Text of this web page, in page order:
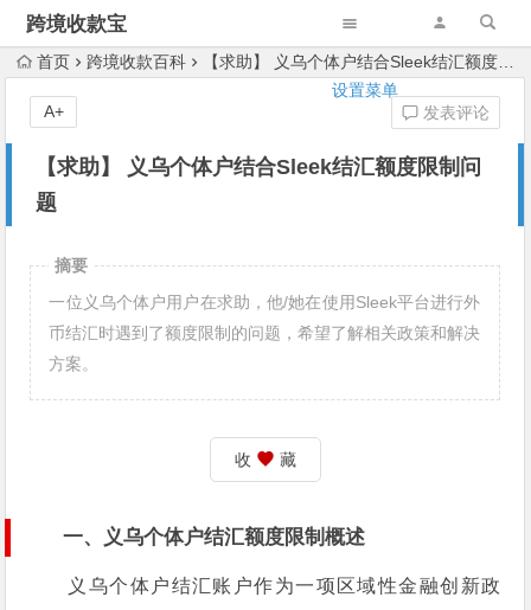
跨境收款宝
设置菜单
首页 跨境收款百科 【求助】 义乌个体户结合Sleek结汇额度限制问题
【求助】 义乌个体户结合Sleek结汇额度限制问
题
发表评论
A+
摘要
一位义乌个体户用户在求助，他/她在使用Sleek平台进行外
币结汇时遇到了额度限制的问题，希望了解相关政策和解决
方案。
收 藏
一、义乌个体户结汇额度限制概述
义乌个体户结汇账户作为一项区域性金融创新政